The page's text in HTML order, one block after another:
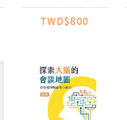
TWD$800